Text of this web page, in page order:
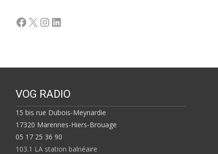
Facebook
X Instagram
LinkedIn
VOG RADIO
15 bis rue Dubois-Meynardie
17320 Marennes-Hiers-Brouage
05 17 25 36 90
103.1 LA station balnéaire